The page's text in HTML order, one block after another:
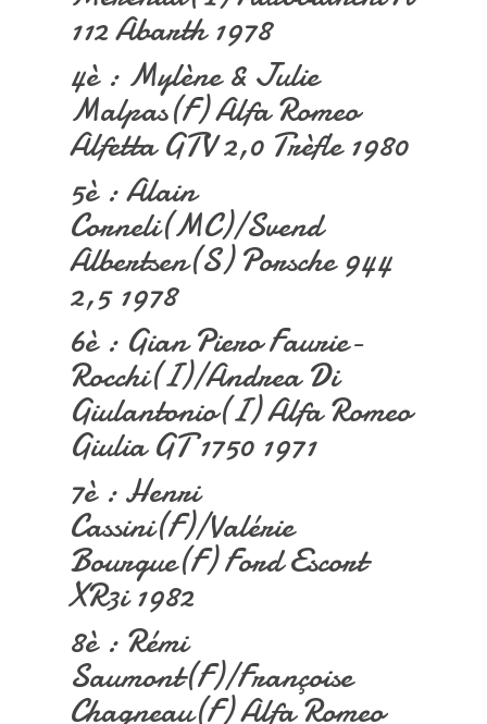
112 Abarth 1978
4è : Mylène & Julie
Malpas(F) Alfa Romeo
Alfetta GTV 2,0 Trèfle 1980
5è : Alain
Corneli(MC)/Svend
Albertsen(S) Porsche 944
2,5 1978
6è : Gian Piero Faurie-
Rocchi(I)/Andrea Di
Giulantonio(I) Alfa Romeo
Giulia GT 1750 1971
7è : Henri
Cassini(F)/Valérie
Bourgue(F) Ford Escort
XR3i 1982
8è : Rémi
Saumont(F)/Françoise
Chagneau(F) Alfa Romeo